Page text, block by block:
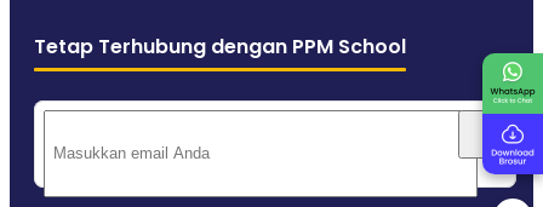
Tetap Terhubung dengan PPM School